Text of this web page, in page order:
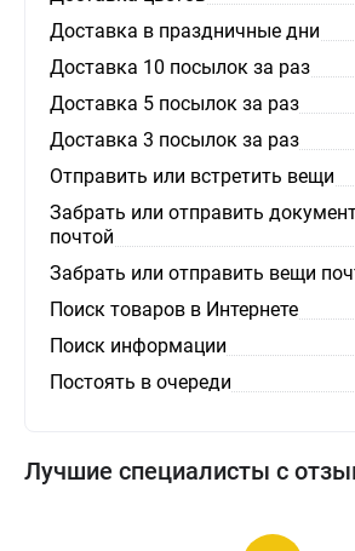
Доставка в праздничные дни
Доставка 10 посылок за раз
Доставка 5 посылок за раз
Доставка 3 посылок за раз
Отправить или встретить вещи
Забрать или отправить
почтой
Забрать или отправить вещи
Поиск товаров в Интернете
Поиск информации
Постоять в очереди
Лучшие специалисты с